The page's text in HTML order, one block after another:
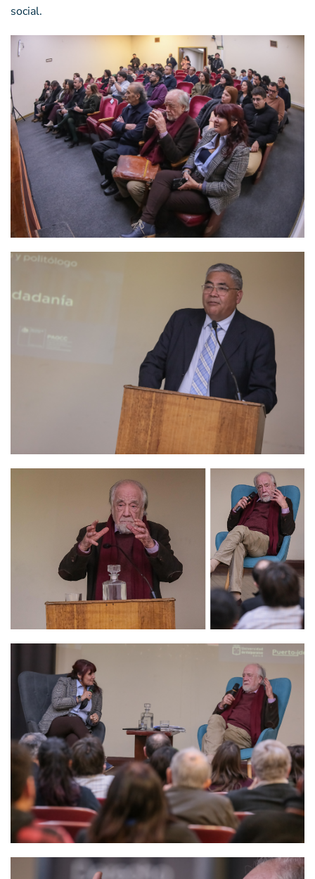
social.